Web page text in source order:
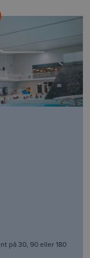
på 30, 90 eller 180